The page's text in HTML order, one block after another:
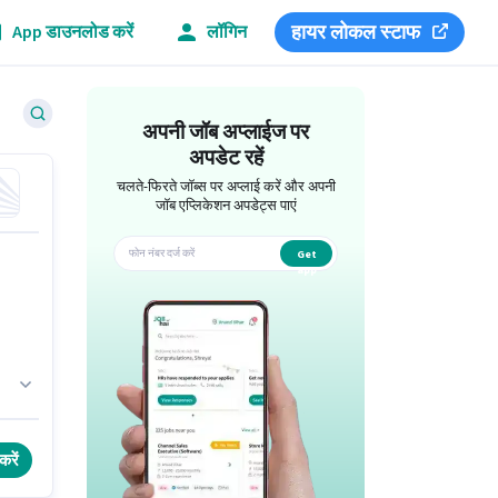
App डाउनलोड करें लॉगिन हायर लोकल स्टाफ
अपनी जॉब अप्लाईज पर
अपडेट रहें
चलते-फिरते जॉब्स पर अप्लाई करें और अपनी
जॉब एप्लिकेशन अपडेट्स पाएं
Get
app